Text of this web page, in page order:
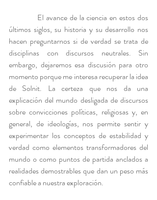
El avance de la ciencia en estos dos
últimos siglos, su historia y su desarrollo nos
hacen preguntarnos si de verdad se trata de
disciplinas con discursos neutrales. Sin
embargo, dejaremos esa discusión para otro
momento porqueme interesa recuperar la idea
de Solnit. La certeza que nos da una
explicación del mundo desligada de discursos
sobre convicciones políticas, religiosas y, en
general, de ideologías, nos permite sentir y
experimentar los conceptos de estabilidad y
verdad como elementos transformadores del
mundo o como puntos de partida anclados a
realidades demostrables que dan un peso más
confiable a nuestra exploración.